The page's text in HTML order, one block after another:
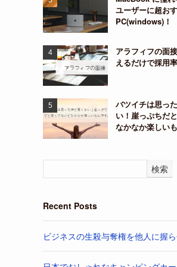
ユーザーに超お
PC(windows)！
アラフィフの面
えるだけで採用
バツイチは思っ
い！崖っぷちだ
なかなか楽しい
検索
Recent Posts
ビジネスの生殺与奪権を他人に握ら